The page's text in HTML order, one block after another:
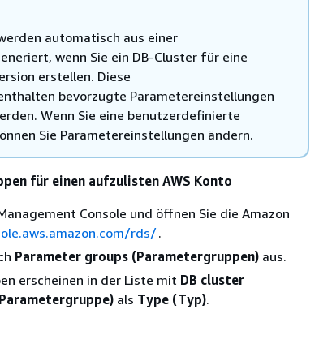
automatisch aus einer
wenn Sie ein DB-Cluster für eine
erstellen. Diese
bevorzugte Parametereinstellungen
Wenn Sie eine benutzerdefinierte
Sie Parametereinstellungen ändern.
für einen aufzulisten AWS Konto
Console und öffnen Sie die Amazon
rds/.
Parameter groups (Parametergruppen) aus.
erscheinen in der Liste mit DB cluster
als Type (Typ).